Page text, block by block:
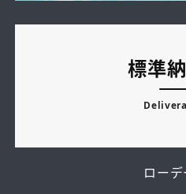
標準
ローデ